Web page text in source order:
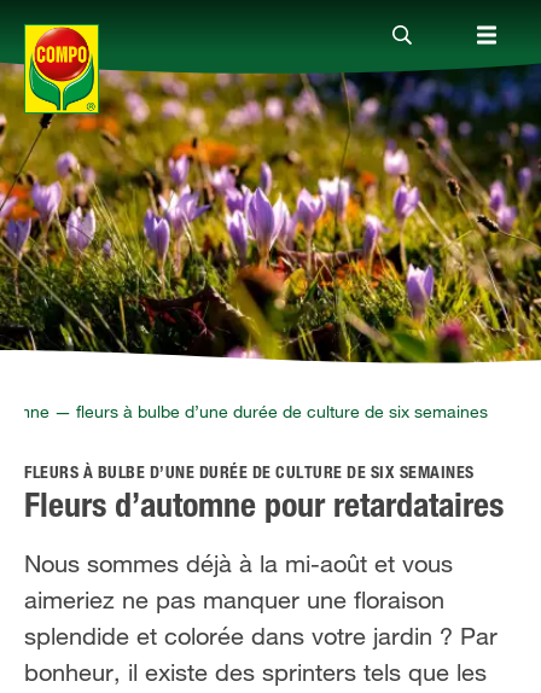
Produits
Conseil
Thèmes
Service
Qui sommes-nous?
FR NL
— fleurs à bulbe d’une durée de culture de six semaines
FLEURS À BULBE D’UNE DURÉE DE CULTURE DE SIX SEMAINES
Fleurs d’automne pour retardataires
Nous sommes déjà à la mi-août et vous
aimeriez ne pas manquer une floraison
splendide et colorée dans votre jardin ? Par
bonheur, il existe des sprinters tels que les